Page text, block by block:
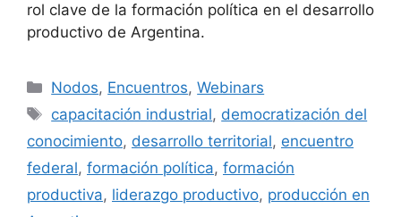
rol clave de la formación política en el desarrollo
productivo de Argentina.
Nodos, Encuentros,Webinars
capacitación industrial, democratización del
conocimiento, desarrollo territorial, encuentro
federal, formación política, formación
productiva, liderazgo productivo, producción en